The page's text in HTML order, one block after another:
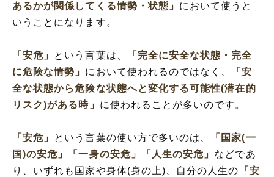
あるかが関係してくる情勢・状態」 において使うと
いうことになります。
「安危」 という言葉は、
「完全に安全な状態・完全
に危険な情勢」 において使われるのではなく、
「安
全な状態から危険な状態へと変化する可能性(潜在的
リスク)がある時」 に使われることが多いのです。
「安危」 という言葉の使い方で多いのは、
「国家(一
国)の安危」
「一身の安危」 「人生の安危」 などであ
り、いずれも国家や身体(身の上)、自分の人生の 「安